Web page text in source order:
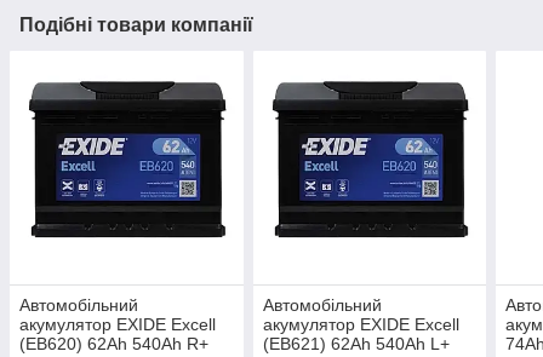
Подібні товари компанії
Автомобільний
акумулятор EXIDE Excell
(EB620) 62Аh 540Ah R+
Автомобільний
акумулятор EXIDE Excell
(EB621) 62Аh 540Ah L+